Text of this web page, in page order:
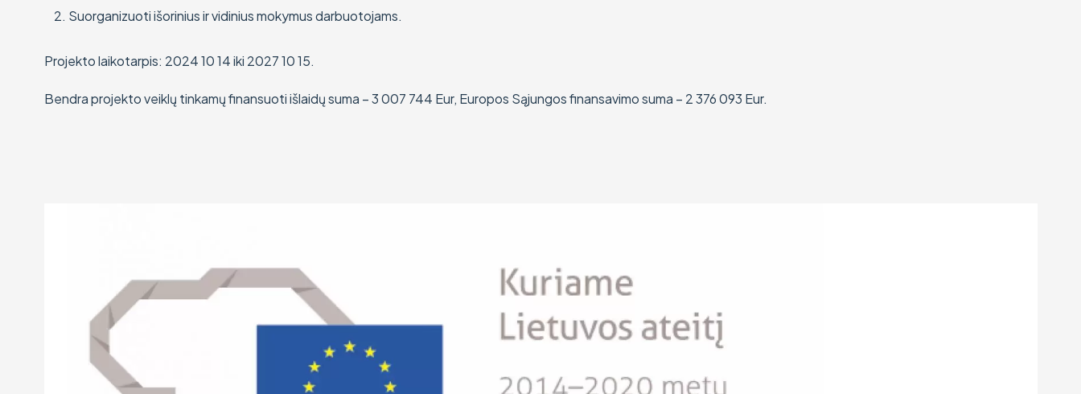
Suorganizuoti išorinius ir vidinius mokymus darbuotojams.
Projekto laikotarpis: 2024 10 14 iki 2027 10 15.
Bendra projekto veiklų tinkamų finansuoti išlaidų suma – 3 007 744 Eur, Europos Sąjungos finansavimo suma – 2 376 093 Eur.